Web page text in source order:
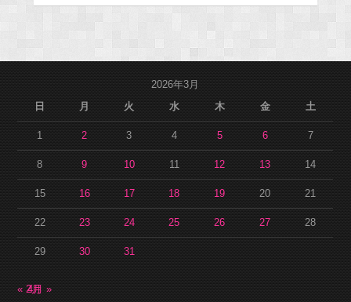
2026年3月
日
月 火 水 木 金 土
1 2 3 4 5 6 7
8 9 10 11 12 13 14
15 16 17 18 19 20 21
22 23 24 25 26 27 28
29 30 31
« 2月4月 »